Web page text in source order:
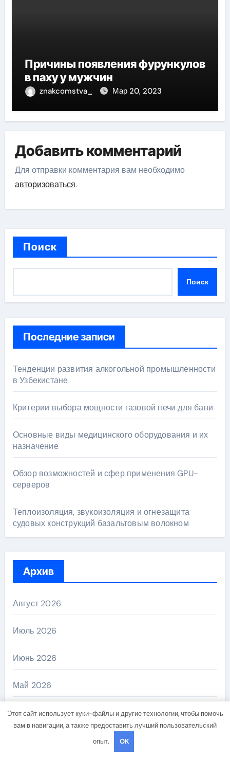
Причины появления фурункулов
в паху у мужчин
znakcomstva_ Мар 20, 2023
Добавить комментарий
Для отправки комментария вам необходимо
авторизоваться.
Поиск
Поиск
Последние записи
Тенденции развития алкогольной промышленности
в Узбекистане
Критерии выбора мощности газовой печи для бани
Основные виды медицинского оборудования и их
назначение
Обзор возможностей и сфер применения GPU-
серверов
Теплоизоляция, звукоизоляция и огнезащита
судовых конструкций базальтовым волокном
Архив
Август 2026
Июль 2026
Июнь 2026
Май 2026
Апрель 2026
Этот сайт использует куки-файлы и другие технологии, чтобы помочь
вам в навигации, а также предоставить лучший пользовательский
опыт.
OK